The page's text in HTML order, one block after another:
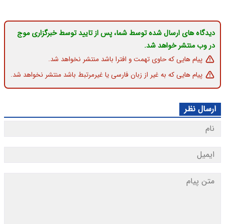
دیدگاه های ارسال شده توسط شما، پس از تایید توسط خبرگزاری موج
در وب منتشر خواهد شد.
پیام هایی که حاوی تهمت و افترا باشد منتشر نخواهد شد.
پیام هایی که به غیر از زبان فارسی یا غیرمرتبط باشد منتشر نخواهد شد.
ارسال نظر